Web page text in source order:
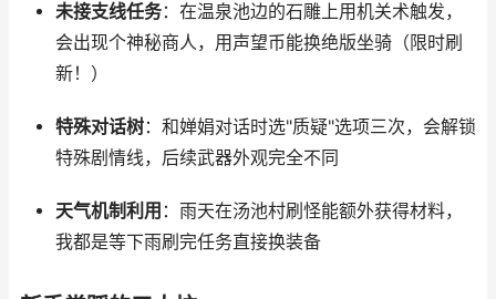
未接支线任务：在温泉池边的石雕上用机关术触发，
会出现个神秘商人，用声望币能换绝版坐骑（限时刷
新！）
特殊对话树：和婵娟对话时选"质疑"选项三次，会解锁
特殊剧情线，后续武器外观完全不同
天气机制利用 ：雨天在汤池村刷怪能额外获得材料，
我都是等下雨刷完任务直接换装备